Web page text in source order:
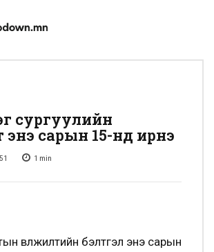
сургуулийн
энэ сарын 15-нд ирнэ
1 min
өвөлжилтийн бэлтгэл энэ сарын